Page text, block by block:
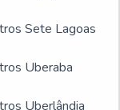
Sete Lagoas
Uberaba
Uberlândia